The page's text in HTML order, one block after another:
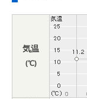
気温
(℃)